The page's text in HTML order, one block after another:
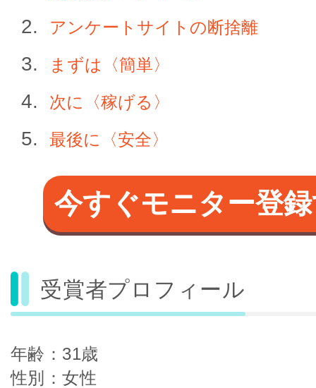
アンケートサイトの断捨離
まずは〈簡単〉
次に〈稼げる〉
最後に〈安全〉
今すぐモニター登
受賞者プロフィール
年齢：31歳
性別：女性